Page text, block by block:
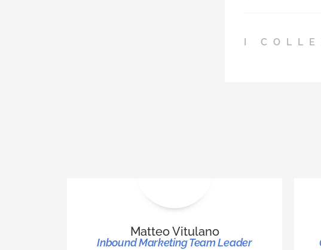
I
Matteo Vitulano
Inbound Marketing Team Leader